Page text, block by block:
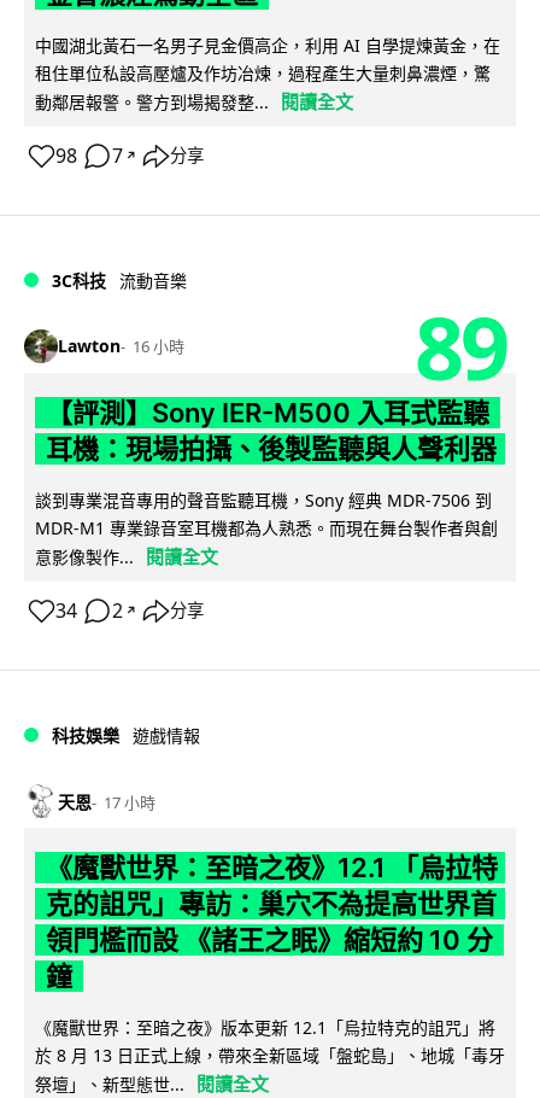
中國湖北黃石一名男子見金價高企，利用 AI 自學提煉黃金，在
租住單位私設高壓爐及作坊冶煉，過程產生大量刺鼻濃煙，驚
動鄰居報警。警方到場揭發整...
閱讀全文
98 7 ↗ 分享
3C科技 流動音樂
Lawton 16 小時 89
【評測】Sony IER-M500 入耳式監聽
耳機：現場拍攝、後製監聽與人聲利器
談到專業混音專用的聲音監聽耳機，Sony 經典 MDR-7506 到
MDR-M1 專業錄音室耳機都為人熟悉。而現在舞台製作者與創
意影像製作...
閱讀全文
34 2 ↗ 分享
科技娛樂 遊戲情報
天恩 17 小時
《魔獸世界：至暗之夜》12.1 「烏拉特
克的詛咒」專訪：巢穴不為提高世界首
領門檻而設 《諸王之眠》縮短約 10 分
鐘
《魔獸世界：至暗之夜》版本更新 12.1「烏拉特克的詛咒」將
於 8 月 13 日正式上線，帶來全新區域「盤蛇島」、地城「毒牙
祭壇」、新型態世...
閱讀全文